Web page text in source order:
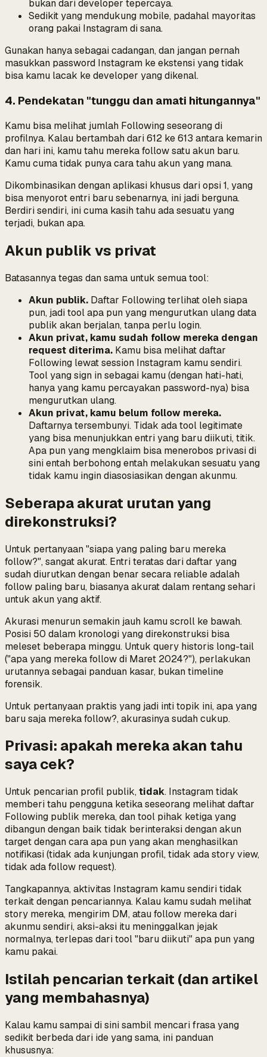
bukan dari developer tepercaya.
Sedikit yang mendukung mobile, padahal mayoritas
orang pakai Instagram di sana.
Gunakan hanya sebagai cadangan, dan jangan pernah
masukkan password Instagram ke ekstensi yang tidak
bisa kamu lacak ke developer yang dikenal.
4. Pendekatan "tunggu dan amati hitungannya"
Kamu bisa melihat jumlah Following seseorang di
profilnya. Kalau bertambah dari 612 ke 613 antara kemarin
dan hari ini, kamu tahu mereka follow satu akun baru.
Kamu cuma tidak punya cara tahuakun yang mana.
Dikombinasikan dengan aplikasi khusus dari opsi 1, yang
bisa menyorot entri baru sebenarnya, ini jadi berguna.
Berdiri sendiri, ini cuma kasih tahuada sesuatu yang
terjadi, bukanapa.
Akun publik vs privat
Batasannya tegas dan sama untuk semua tool:
Akun publik. Daftar Following terlihat oleh siapa
pun, jadi tool apa pun yang mengurutkan ulang data
publik akan berjalan, tanpa perlu login.
Akun privat, kamu sudah follow mereka dengan
request diterima. Kamu bisa melihat daftar
Following lewat session Instagram kamu sendiri.
Tool yang sign in sebagai kamu (dengan hati-hati,
hanya yang kamu percayakan password-nya) bisa
mengurutkan ulang.
Akun privat, kamu belum follow mereka.
Daftarnya tersembunyi. Tidak ada tool legitimate
yang bisa menunjukkan entri yang baru diikuti, titik.
Apa pun yang mengklaim bisa menerobos privasi di
sini entah berbohong entah melakukan sesuatu yang
tidak kamu ingin diasosiasikan dengan akunmu.
Seberapa akurat urutan yang
direkonstruksi?
Untuk pertanyaan"siapa yang paling baru mereka
follow?", sangat akurat. Entri teratas dari daftar yang
sudah diurutkan dengan benar secara reliable adalah
follow paling baru, biasanya akurat dalam rentang sehari
untuk akun yang aktif.
Akurasi menurun semakin jauh kamu scroll ke bawah.
Posisi 50 dalam kronologi yang direkonstruksi bisa
meleset beberapa minggu. Untuk query historis long-tail
("apa yang mereka follow di Maret 2024?"), perlakukan
urutannya sebagai panduan kasar, bukan timeline
forensik.
Untuk pertanyaan praktis yang jadi inti topik ini, apa yang
baru saja mereka follow?, akurasinya sudah cukup.
Privasi: apakah mereka akan tahu
saya cek?
Untuk pencarian profil publik, tidak. Instagram tidak
memberi tahu pengguna ketika seseorang melihat daftar
Following publik mereka, dan tool pihak ketiga yang
dibangun dengan baik tidak berinteraksi dengan akun
target dengan cara apa pun yang akan menghasilkan
notifikasi (tidak ada kunjungan profil, tidak ada story view,
tidak ada follow request).
Tangkapannya, aktivitas Instagram kamu sendiritidak
terkait dengan pencariannya. Kalau kamu sudah melihat
story mereka, mengirim DM, atau follow mereka dari
akunmu sendiri, aksi-aksi itu meninggalkan jejak
normalnya, terlepas dari tool "baru diikuti" apa pun yang
kamu pakai.
Istilah pencarian terkait (dan artikel
yang membahasnya)
Kalau kamu sampai di sini sambil mencari frasa yang
sedikit berbeda dari ide yang sama, ini panduan
khususnya: